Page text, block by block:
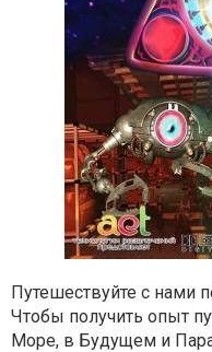
Путешествуйте с нами
Чтобы получить опыт
Море, в Будущем и